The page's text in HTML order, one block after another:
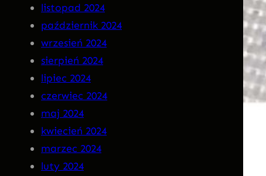
a
C
D
listopad 2024
październik 2024
wrzesień 2024
sierpień 2024
lipiec 2024
czerwiec 2024
maj 2024
kwiecień 2024
marzec 2024
luty 2024